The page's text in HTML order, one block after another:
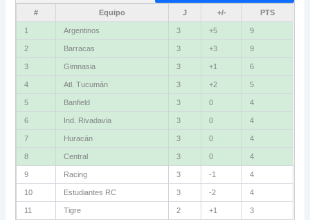
# Equipo J +/- PTS
1 Argentinos 3 +5 9
2 Barracas 3 +3 9
3 Gimnasia 3 +1 6
4 Atl. Tucumán 3 +2 5
5 Banfield 3 0 4
6 Ind. Rivadavia 3 0 4
7 Huracán 3 0 4
8 Central 3 0 4
9 Racing 3 -1 4
10 Estudiantes RC 3 -2 4
11 Tigre 2 +1 3